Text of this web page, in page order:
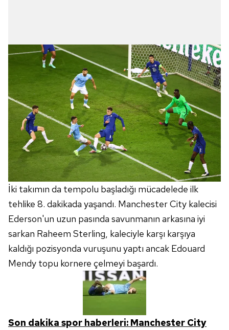
İki takımın da tempolu başladığı mücadelede ilk
tehlike 8. dakikada yaşandı. Manchester City kalecisi
Ederson'un uzun pasında savunmanın arkasına iyi
sarkan Raheem Sterling, kaleciyle karşı karşıya
kaldığı pozisyonda vuruşunu yaptı ancak Edouard
Mendy topu kornere çelmeyi başardı.
Son dakika spor haberleri: Manchester City